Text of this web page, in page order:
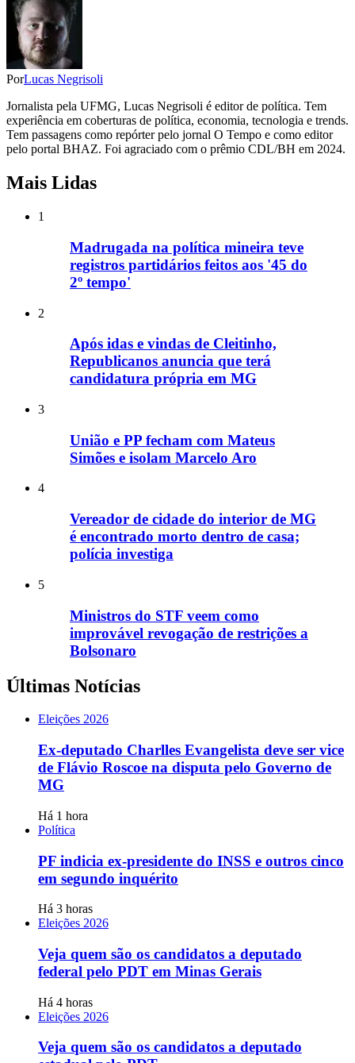
PorLucas Negrisoli
Jornalista pela UFMG, Lucas Negrisoli é editor de política. Tem
experiência em coberturas de política, economia, tecnologia e trends.
Tem passagens como repórter pelo jornal O Tempo e como editor
pelo portal BHAZ. Foi agraciado com o prêmio CDL/BH em 2024.
Mais Lidas
1
Madrugada na política mineira teve
registros partidários feitos aos '45 do
2º tempo'
2
Após idas e vindas de Cleitinho,
Republicanos anuncia que terá
candidatura própria em MG
3
União e PP fecham com Mateus
Simões e isolam Marcelo Aro
4
Vereador de cidade do interior de MG
é encontrado morto dentro de casa;
polícia investiga
5
Ministros do STF veem como
improvável revogação de restrições a
Bolsonaro
Últimas Notícias
Eleições 2026
Ex-deputado Charlles Evangelista deve ser vice
de Flávio Roscoe na disputa pelo Governo de
MG
Há 1 hora
Política
PF indicia ex-presidente do INSS e outros cinco
em segundo inquérito
Há 3 horas
Eleições 2026
Veja quem são os candidatos a deputado
federal pelo PDT em Minas Gerais
Há 4 horas
Eleições 2026
Veja quem são os candidatos a deputado